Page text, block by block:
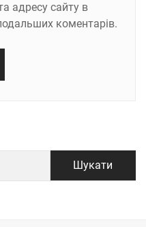
адресу сайту в
коментарів.